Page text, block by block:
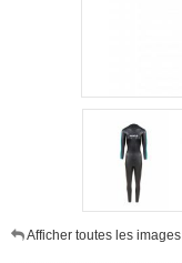
Afficher toutes les images